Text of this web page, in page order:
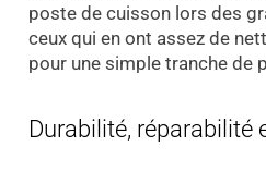
poste de cuisson lors des
ceux qui en ont assez de
pour une simple tranche de
Durabilité, réparabilité